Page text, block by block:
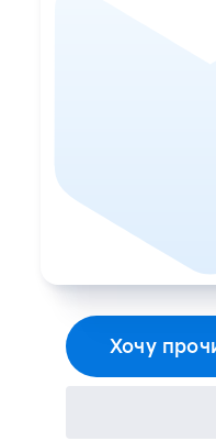
Хочу